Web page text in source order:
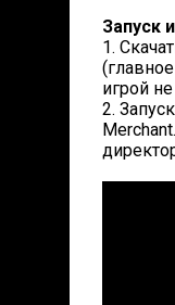
Запуск
1.
игрой
2.